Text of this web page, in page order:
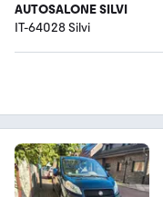
AUTOSALONE SILVI
IT-64028 Silvi